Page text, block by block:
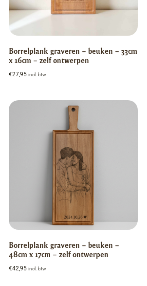
Borrelplank graveren – beuken – 33cm
x 16cm – zelf ontwerpen
€27,95 incl. btw
Borrelplank graveren – beuken –
48cm x 17cm – zelf ontwerpen
€42,95 incl. btw